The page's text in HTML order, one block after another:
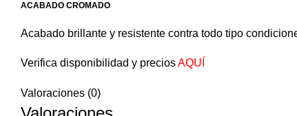
ACABADO CROMADO
Acabado brillante y resistente contra todo tipo
Verifica disponibilidad y preciosAQUÍ
Valoraciones (0)